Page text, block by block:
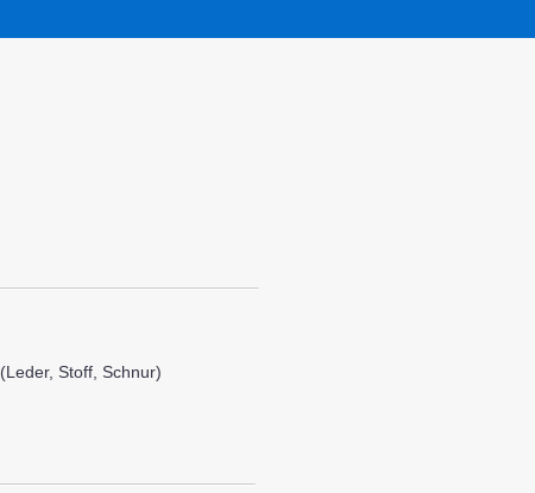
Stoff, Schnur)